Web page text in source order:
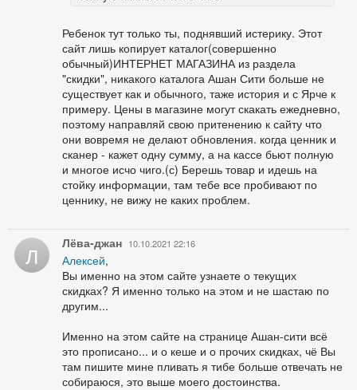
Ребенок тут только ты, поднявший истерику. Этот
сайт лишь копирует каталог(совершенно
обычный)ИНТЕРНЕТ МАГАЗИНА из раздела
"скидки", никакого каталога Ашан Сити больше не
существует как и обычного, таже история и с Ярче к
примеру. Цены в магазине могут скакать ежедневно,
поэтому направляй свою притенению к сайту что
они вовремя не делают обновления. когда ценник и
сканер - кажет одну сумму, а на кассе бьют полную
и многое исчо чиго.(с) Берешь товар и идешь на
стойку информации, там тебе все пробивают по
ценнику, не вижу не каких проблем.
Л Лёва-джан 10.10.2021 22:16
Алексей,
Вы именно на этом сайте узнаете о текущих
скидках? Я именно только на этом и не шастаю по
другим...
Именно на этом сайте на странице Ашан-сити всё
это прописано... и о кеше и о прочих скидках, чё Вы
там пишите мине пливать я тибе больше отвечать не
собираюся, это выше моего достоинства.